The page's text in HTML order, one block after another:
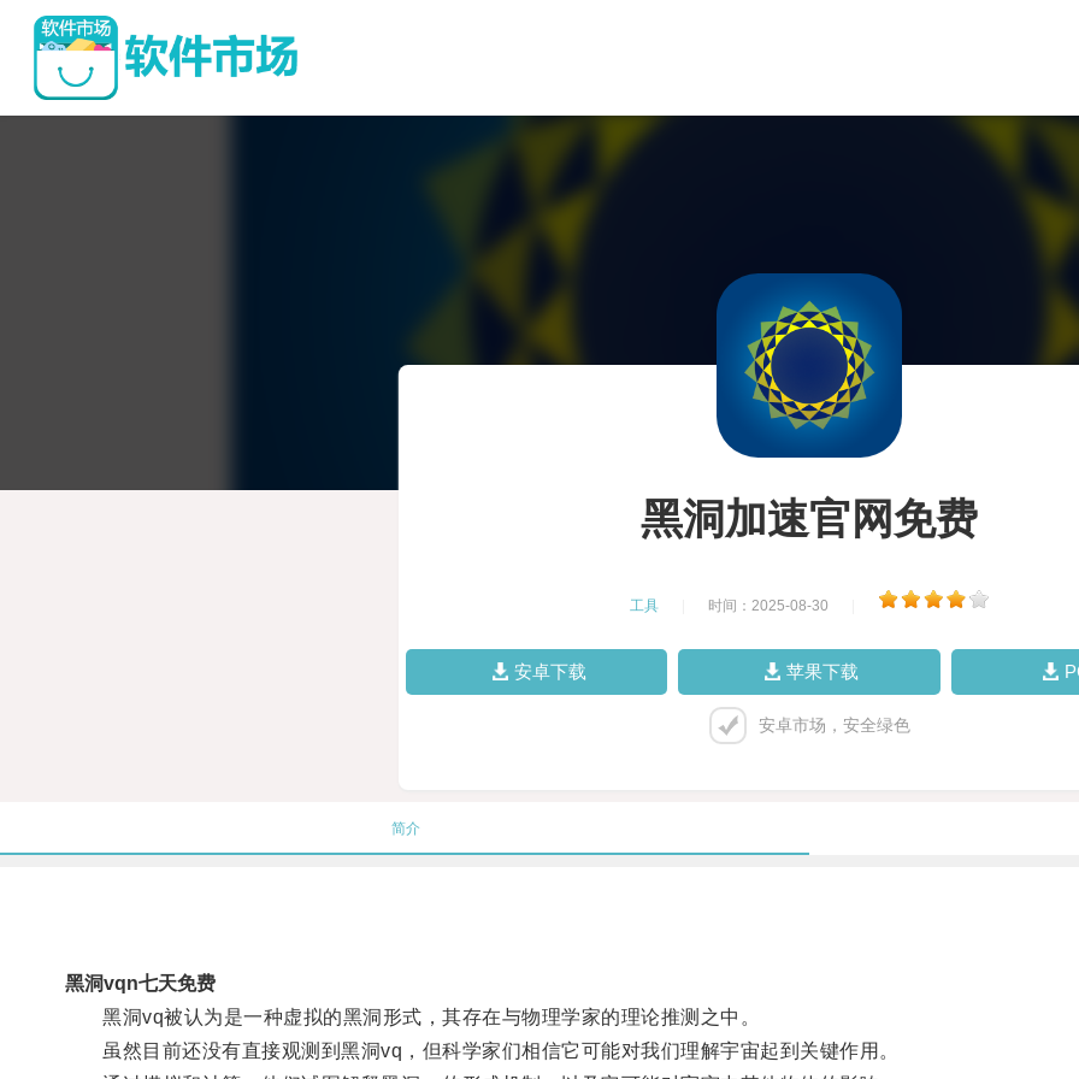
黑洞加速官网免费
工具 时间：2025-08-30
安卓下载 苹果下载
安卓市场，安全绿色
简介
黑洞vqn七天免费
黑洞vq被认为是一种虚拟的黑洞形式，其存在与物理学家的理论推测之中。
虽然目前还没有直接观测到黑洞vq，但科学家们相信它可能对我们理解宇宙起到关键作用。